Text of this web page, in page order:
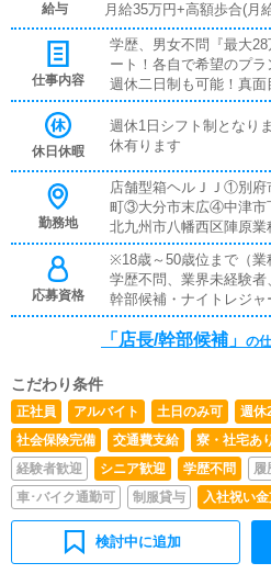
給与 月給35万円+高額歩合(月
仕事内容
学歴、男女不問『最大
ート！各自で希望のプ
週休二日制も可能！真
と思っているあなた！
してみませんか？また「
い！」「独立願望がある
おります！是非、当店で
叶えて下さい！！【女
トの方や業界経験者で、
高待遇でお待ちしてお
スタッフ≫営業状況の分
オンへの指導など店舗経
要ポストです。やる気
す。
休日休暇
週休1日シフト制となり
休有ります
勤務地
店舗型箱ヘルＪＪ①別
町③大分市末広④中津市
北九州市八幡西区陣原業
応募資格
※18歳～50歳位まで（業
学歴不問、業界未経験
幹部候補・ナイトレジ
る・女性管理スキル ・
学歴・年齢不問・接客
作実績のわかるものを
関連の知識と技術のあ
年齢不問・普通運転免許
方※任意保険等の加入済
方。自家用車をお持ちで
で年収1000万円以上が
験から入社の方もおら
住民票＋運転免許証また
「店長/幹部候補」 の
こだわり条件
正社員 アルバイト 土日のみ可 週休
社会保険完備
交通費支給 寮・社宅あ
経験者歓迎
シニア歓迎 学歴不問 履
車･バイク通勤可
制服貸与 入社祝い
検討中に追加